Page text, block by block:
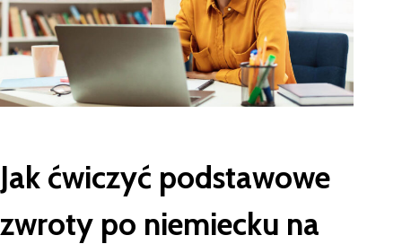
Jak ćwiczyć podstawowe
zwroty po niemiecku na